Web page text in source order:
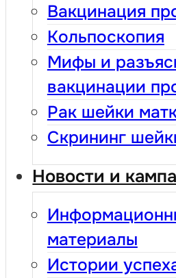
Вакцинация
Кольпоскопия
Мифы и
вакцинации
Рак шейки
Скрининг
Новости и
материалы
Истории